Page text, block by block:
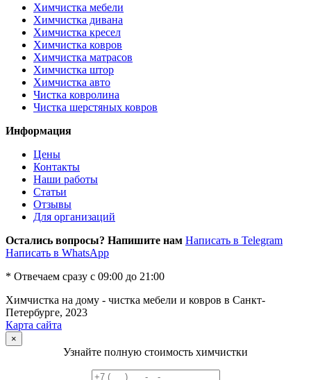
Химчистка мебели
Химчистка дивана
Химчистка кресел
Химчистка ковров
Химчистка матрасов
Химчистка штор
Химчистка авто
Чистка ковролина
Чистка шерстяных ковров
Информация
Цены
Контакты
Наши работы
Статьи
Отзывы
Для организаций
Остались вопросы? Напишите нам Написать в Telegram
Написать в WhatsApp
* Отвечаем сразу с 09:00 до 21:00
Химчистка на дому - чистка мебели и ковров в Санкт-
Петербурге, 2023
Карта сайта
×
Узнайте полную стоимость химчистки